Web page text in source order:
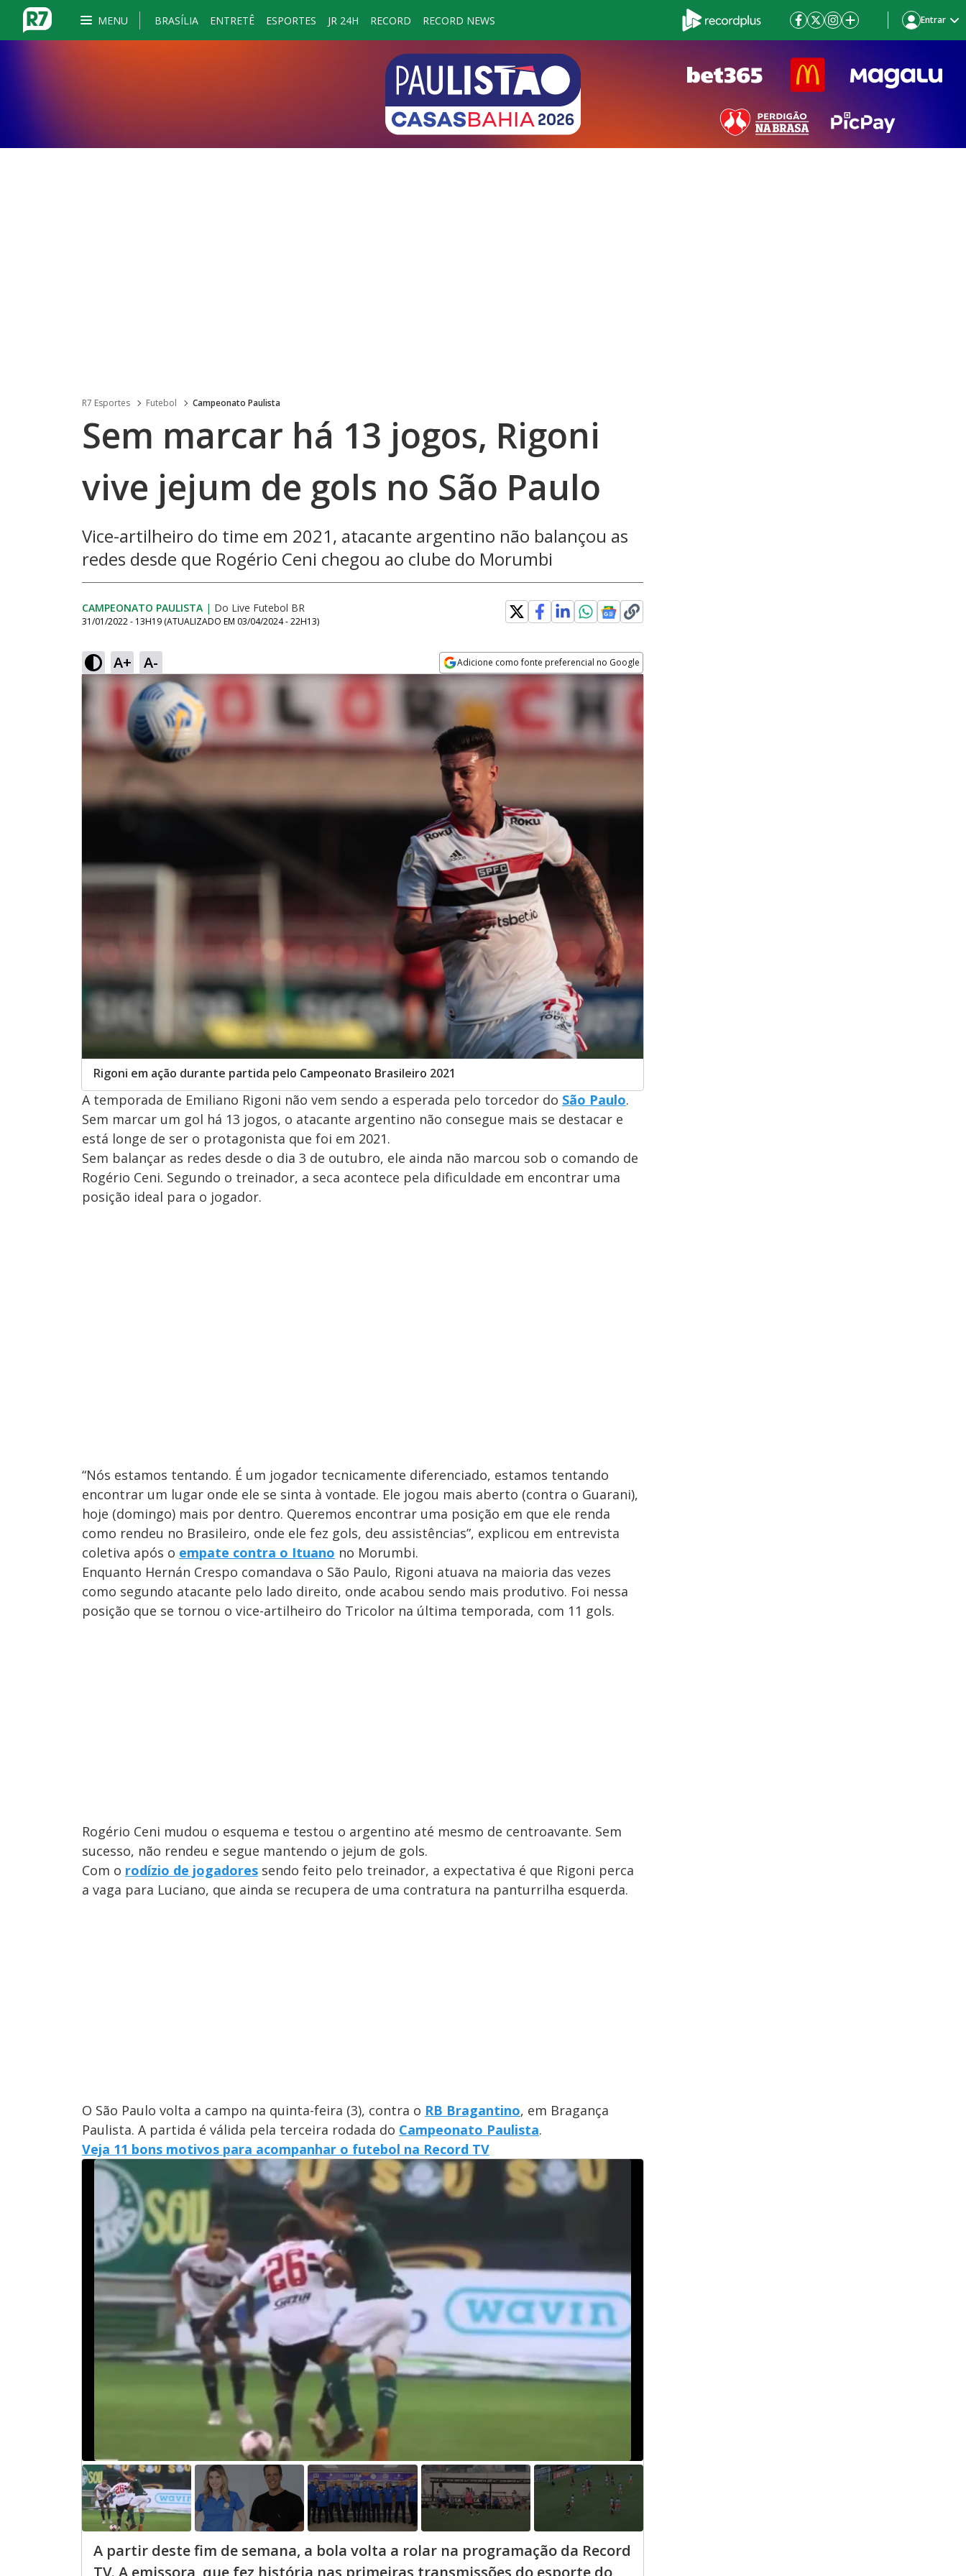
MENU BRASÍLIA ENTRETÊ ESPORTES JR 24H RECORD RECORD NEWS Entrar
R7 Esportes Futebol Campeonato Paulista
Sem marcar há 13 jogos, Rigoni
vive jejum de gols no São Paulo
Vice-artilheiro do time em 2021, atacante argentino não balançou as
redes desde que Rogério Ceni chegou ao clube do Morumbi
CAMPEONATO PAULISTA | Do Live Futebol BR
31/01/2022 - 13H19 (ATUALIZADO EM 03/04/2024 - 22H13)
A+ A- Adicione como fonte preferencial no Google
Opens in new window
Rigoni em ação durante partida pelo Campeonato Brasileiro 2021
A temporada de Emiliano Rigoni não vem sendo a esperada pelo torcedor do São Paulo.
Sem marcar um gol há 13 jogos, o atacante argentino não consegue mais se destacar e
está longe de ser o protagonista que foi em 2021.
Sem balançar as redes desde o dia 3 de outubro, ele ainda não marcou sob o comando de
Rogério Ceni. Segundo o treinador, a seca acontece pela dificuldade em encontrar uma
posição ideal para o jogador.
“Nós estamos tentando. É um jogador tecnicamente diferenciado, estamos tentando
encontrar um lugar onde ele se sinta à vontade. Ele jogou mais aberto (contra o Guarani),
hoje (domingo) mais por dentro. Queremos encontrar uma posição em que ele renda
como rendeu no Brasileiro, onde ele fez gols, deu assistências”, explicou em entrevista
coletiva após o empate contra o Ituano no Morumbi.
Enquanto Hernán Crespo comandava o São Paulo, Rigoni atuava na maioria das vezes
como segundo atacante pelo lado direito, onde acabou sendo mais produtivo. Foi nessa
posição que se tornou o vice-artilheiro do Tricolor na última temporada, com 11 gols.
Rogério Ceni mudou o esquema e testou o argentino até mesmo de centroavante. Sem
sucesso, não rendeu e segue mantendo o jejum de gols.
Com o rodízio de jogadores sendo feito pelo treinador, a expectativa é que Rigoni perca
a vaga para Luciano, que ainda se recupera de uma contratura na panturrilha esquerda.
O São Paulo volta a campo na quinta-feira (3), contra o RB Bragantino, em Bragança
Paulista. A partida é válida pela terceira rodada do Campeonato Paulista.
Veja 11 bons motivos para acompanhar o futebol na Record TV
A partir deste fim de semana, a bola volta a rolar na programação da Record
TV. A emissora, que fez história nas primeiras transmissões do esporte do